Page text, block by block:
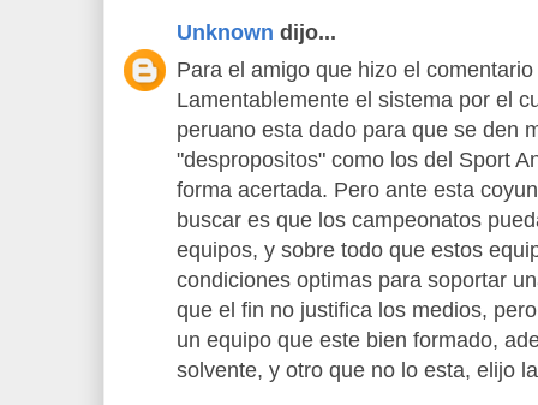
Unknown dijo...
Para el amigo que hizo el
Lamentablemente el sistema por el
peruano esta dado para que se den
"despropositos" como los del Sport
forma acertada. Pero ante esta
buscar es que los campeonatos
equipos, y sobre todo que estos
condiciones optimas para soportar
que el fin no justifica los medios,
un equipo que este bien formado,
solvente, y otro que no lo esta, elijo